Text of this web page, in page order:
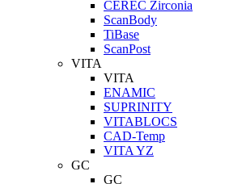
CEREC Zirconia
ScanBody
TiBase
ScanPost
VITA
VITA
ENAMIC
SUPRINITY
VITABLOCS
CAD-Temp
VITA YZ
GC
GC